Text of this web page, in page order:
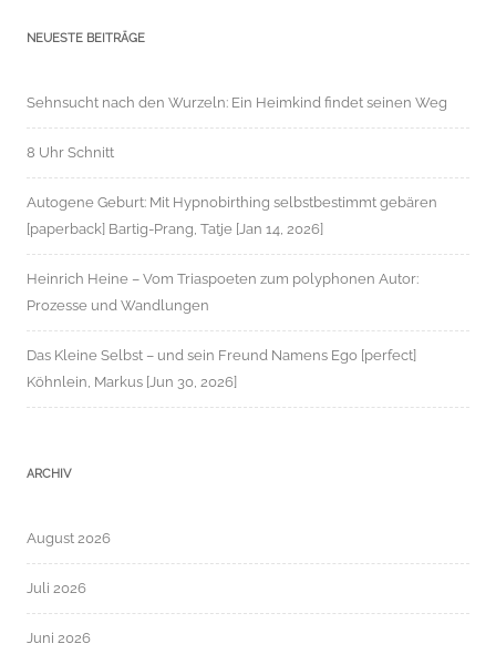
NEUESTE BEITRÄGE
Sehnsucht nach den Wurzeln: Ein Heimkind findet seinen Weg
8 Uhr Schnitt
Autogene Geburt: Mit Hypnobirthing selbstbestimmt gebären
[paperback] Bartig-Prang, Tatje [Jan 14, 2026]
Heinrich Heine – Vom Triaspoeten zum polyphonen Autor:
Prozesse und Wandlungen
Das Kleine Selbst – und sein Freund Namens Ego [perfect]
Köhnlein, Markus [Jun 30, 2026]
ARCHIV
August 2026
Juli 2026
Juni 2026